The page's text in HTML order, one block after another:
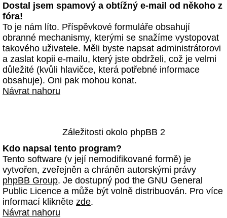
Dostal jsem spamový a obtížný e-mail od někoho z
fóra!
To je nám líto. Příspěvkové formuláře obsahují
obranné mechanismy, kterými se snažíme vystopovat
takového uživatele. Měli byste napsat administrátorovi
a zaslat kopii e-mailu, který jste obdrželi, což je velmi
důležité (kvůli hlavičce, která potřebné informace
obsahuje). Oni pak mohou konat.
Návrat nahoru
Záležitosti okolo phpBB 2
Kdo napsal tento program?
Tento software (v její nemodifikované formě) je
vytvořen, zveřejněn a chráněn autorskými právy
phpBB Group. Je dostupný pod the GNU General
Public Licence a může být volně distribuován. Pro více
informací klikněte zde.
Návrat nahoru